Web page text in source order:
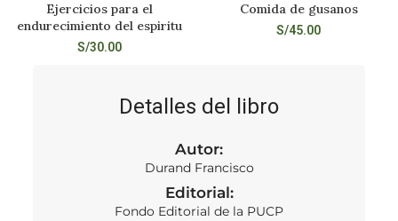
Ejercicios para el
endurecimiento del espiritu
S/30.00
Comida de gusanos
S/45.00
Detalles del libro
Autor:
Durand Francisco
Editorial:
Fondo Editorial de la PUCP